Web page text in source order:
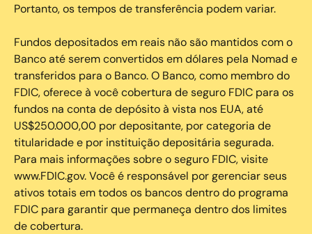
Portanto, os tempos de transferência podem variar.
Fundos depositados em reais não são mantidos com o
Banco até serem convertidos em dólares pela Nomad e
transferidos para o Banco. O Banco, como membro do
FDIC, oferece à você cobertura de seguro FDIC para os
fundos na conta de depósito à vista nos EUA, até
US$250.000,00 por depositante, por categoria de
titularidade e por instituição depositária segurada.
Para mais informações sobre o seguro FDIC, visite
www.FDIC.gov. Você é responsável por gerenciar seus
ativos totais em todos os bancos dentro do programa
FDIC para garantir que permaneça dentro dos limites
de cobertura.